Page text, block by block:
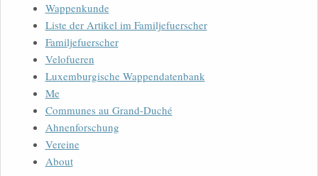
Wappenkunde
Liste der Artikel im Familjefuerscher
Familjefuerscher
Velofueren
Luxemburgische Wappendatenbank
Me
Communes au Grand-Duché
Ahnenforschung
Vereine
About